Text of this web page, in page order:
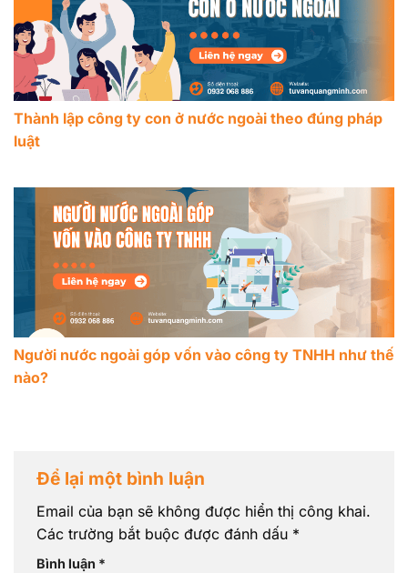
Thành lập công ty con ở nước ngoài theo đúng pháp
luật
Người nước ngoài góp vốn vào công ty TNHH như thế
nào?
Để lại một bình luận
Email của bạn sẽ không được hiển thị công khai.
Các trường bắt buộc được đánh dấu *
Bình luận *